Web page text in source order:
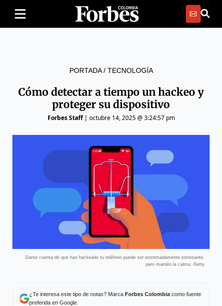
PORTADA/ TECNOLOGÍA
Cómo detectar a tiempo un hackeo y
proteger su dispositivo
Forbes Staff| octubre 14, 2025 @ 3:24:57 pm
Darse cuenta de que han hackeado tu teléfono puede ser extremadamente estresante,
pero mantén la calma. Getty
¿Te interesa este tipo de notas? Marca Forbes Colombiacomo fuente
preferida en Google.